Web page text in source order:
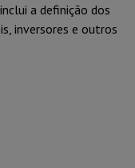
a definição dos
inversores e outros